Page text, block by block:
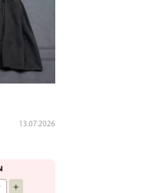
13.07.2026
+